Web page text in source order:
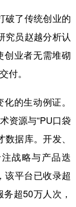
山西
江苏
江西
重庆
西藏
宁夏
了传统创业的
究员赵越分析认
创业者无需堆砌
付。
的生动例证。
资源与“PU口袋
据库。开发、
战略与产品迭
该平台已收录超
超50万人次，